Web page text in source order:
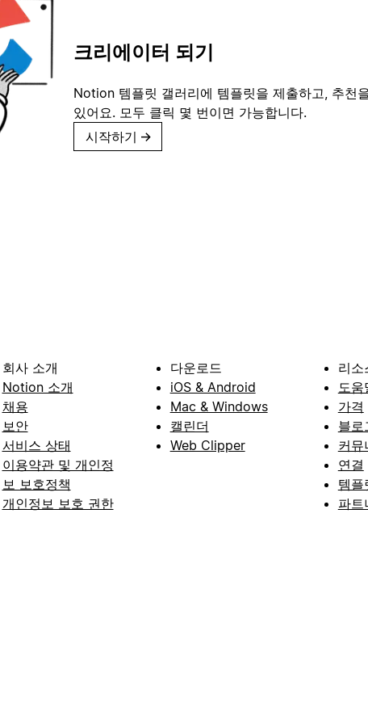
크리에이터 되기
Notion 템플릿 갤러리에 템플릿을 제출하고, 추천
있어요. 모두 클릭 몇 번이면 가능합니다.
시작하기 →
회사 소개
Notion 소개
채용
보안
서비스 상태
이용약관 및 개인정
보 보호정책
개인정보 보호 권한
다운로드
iOS & Android
Mac & Windows
캘린더
Web Clipper
리소
도움
가격
블로
커뮤
연결
템플
파트